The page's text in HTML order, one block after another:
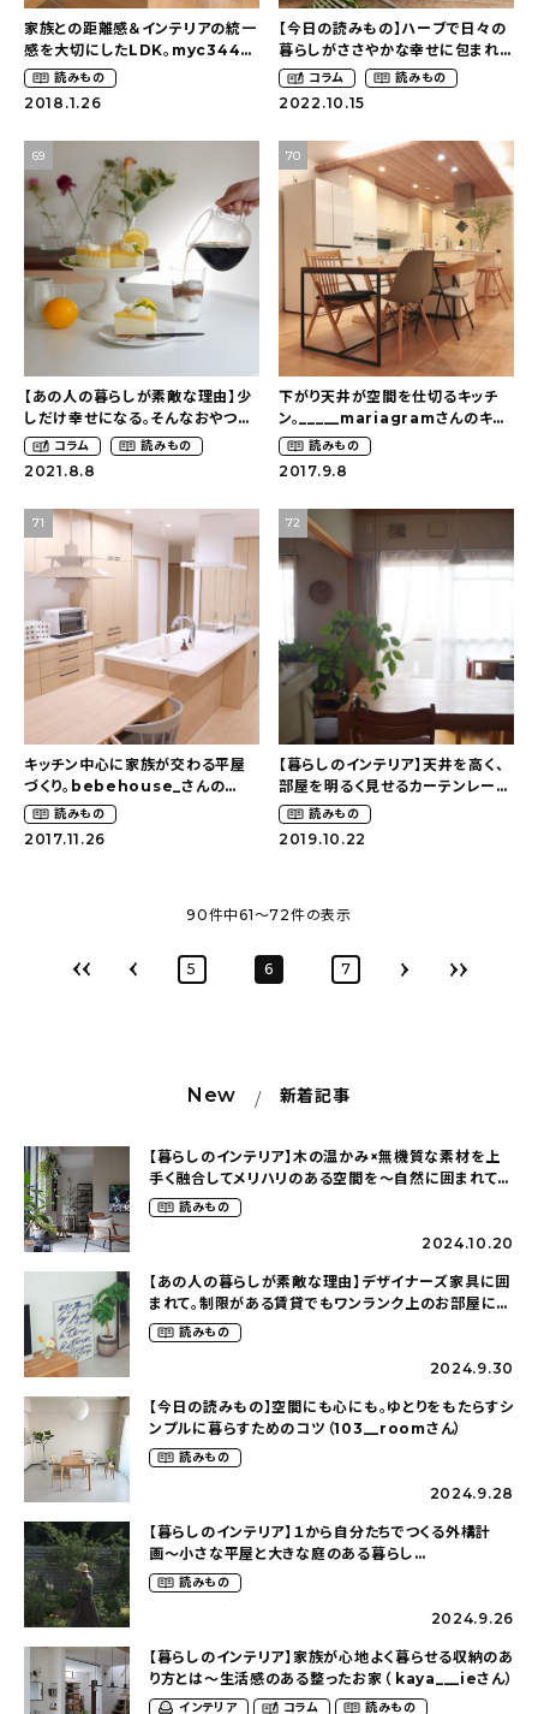
会社概要
プライバシーポリシー
お問い合わせ
家族との距離感＆インテリアの統一
感を大切にしたLDK。myc344さ
んのLDKを探索！【パナソニック
（Panasonic）ラクシーナ オー
読みもの
2018.1.26
【今日の読みもの】ハーブで日々の
暮らしがささやかな幸せに包まれて
「ローズマリー」〜暮らしにハーブ
を取り入れて・後編（teru1.25さ
コラム 読みもの
2022.10.15
69
【あの人の暮らしが素敵な理由】少
しだけ幸せになる。そんなおやつを
作りたくて（二層のコーヒーゼリー
レシピ付き）〜夏の冷たいお菓子
コラム 読みもの
2021.8.8
70
下がり天井が空間を仕切るキッチ
ン。_____mariagramさんのキッ
チンを探索！【一条工務店 スマート
キッチン(ワイドカウンター)】
読みもの
2017.9.8
71
キッチン中心に家族が交わる平屋
づくり。bebehouse_さんの
LDKを探索！【平屋 パナソニック
（Panasonic）ラクシーナ】
読みもの
2017.11.26
72
【暮らしのインテリア】天井を高く、
部屋を明るく見せるカーテンレール
の位置とは～工夫して楽しむ団地
暮らし（uchino_kotoさん）
読みもの
2019.10.22
90件中61〜72件の表示
5 6 7
New 新着記事
【暮らしのインテリア】木の温かみ×無機質な素材を上
手く融合してメリハリのある空間を〜自然に囲まれて暮
らす（ki_no_ieさん）
読みもの
2024.10.20
【あの人の暮らしが素敵な理由】デザイナーズ家具に囲
まれて。制限がある賃貸でもワンランク上のお部屋に〜
狭くても好きな暮らしのこと（_____chika708さん）
読みもの
2024.9.30
【今日の読みもの】空間にも心にも。ゆとりをもたらすシ
ンプルに暮らすためのコツ（103__roomさん）
読みもの
2024.9.28
【暮らしのインテリア】１から自分たちでつくる外構計
画〜小さな平屋と大きな庭のある暮らし
（tsumikiniwaさん）
読みもの
2024.9.26
【暮らしのインテリア】家族が心地よく暮らせる収納のあ
り方とは〜生活感のある整ったお家（ kaya___ieさん）
インテリア コラム 読みもの